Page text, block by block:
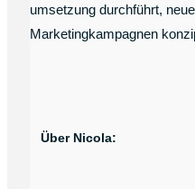
umsetzung durchführt,
Marketingkampagnen
Über Nicola: